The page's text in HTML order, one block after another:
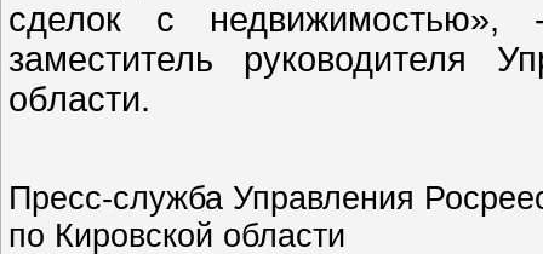
сделок с недвижимостью»,
заместитель руководителя
области.
Пресс-служба Управления
по Кировской области